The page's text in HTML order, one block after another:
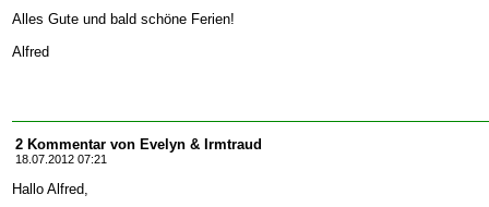
Alles Gute und bald schöne Ferien!
Alfred
2 Kommentar von Evelyn & Irmtraud
18.07.2012 07:21
Hallo Alfred,